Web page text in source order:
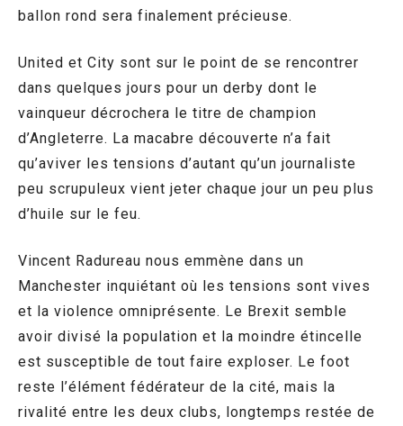
ballon rond sera finalement précieuse.
United et City sont sur le point de se rencontrer
dans quelques jours pour un derby dont le
vainqueur décrochera le titre de champion
d’Angleterre. La macabre découverte n’a fait
qu’aviver les tensions d’autant qu’un journaliste
peu scrupuleux vient jeter chaque jour un peu plus
d’huile sur le feu.
Vincent Radureau nous emmène dans un
Manchester inquiétant où les tensions sont vives
et la violence omniprésente. Le Brexit semble
avoir divisé la population et la moindre étincelle
est susceptible de tout faire exploser. Le foot
reste l’élément fédérateur de la cité, mais la
rivalité entre les deux clubs, longtemps restée de